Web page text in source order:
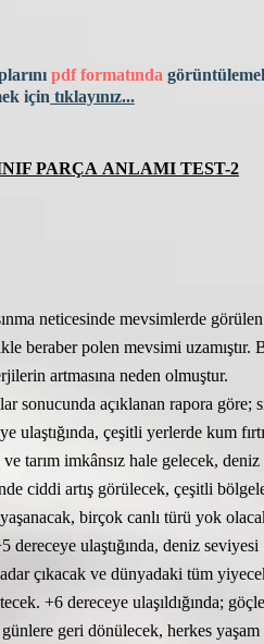
pdf formatında
için tıklayınız...
PARÇA ANLAMI TEST-2
neticesinde mevsimlerde görülen
beraber polen mevsimi uzamıştır.
artmasına neden olmuştur.
sonucunda açıklanan rapora göre;
ulaştığında, çeşitli yerlerde kum
tarım imkânsız hale gelecek, deniz
ciddi artış görülecek, çeşitli
yaşanacak, birçok canlı türü yok
dereceye ulaştığında, deniz seviyesi
çıkacak ve dünyadaki tüm
+6 dereceye ulaşıldığında;
günlere geri dönülecek, herkes yaşam